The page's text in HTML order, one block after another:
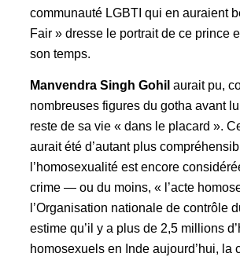
communauté LGBTI qui en auraient
Fair » dresse le portrait de ce prince
son temps.
Manvendra Singh Gohil aurait pu,
nombreuses figures du gotha avant
reste de sa vie « dans le placard ».
aurait été d’autant plus
l’homosexualité est encore
crime — ou du moins, « l’acte
l’Organisation nationale de contrôle
estime qu’il y a plus de 2,5 millions
homosexuels en Inde aujourd’hui, la